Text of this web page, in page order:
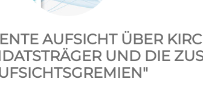
AUFSICHT ÜBER
UND DIE